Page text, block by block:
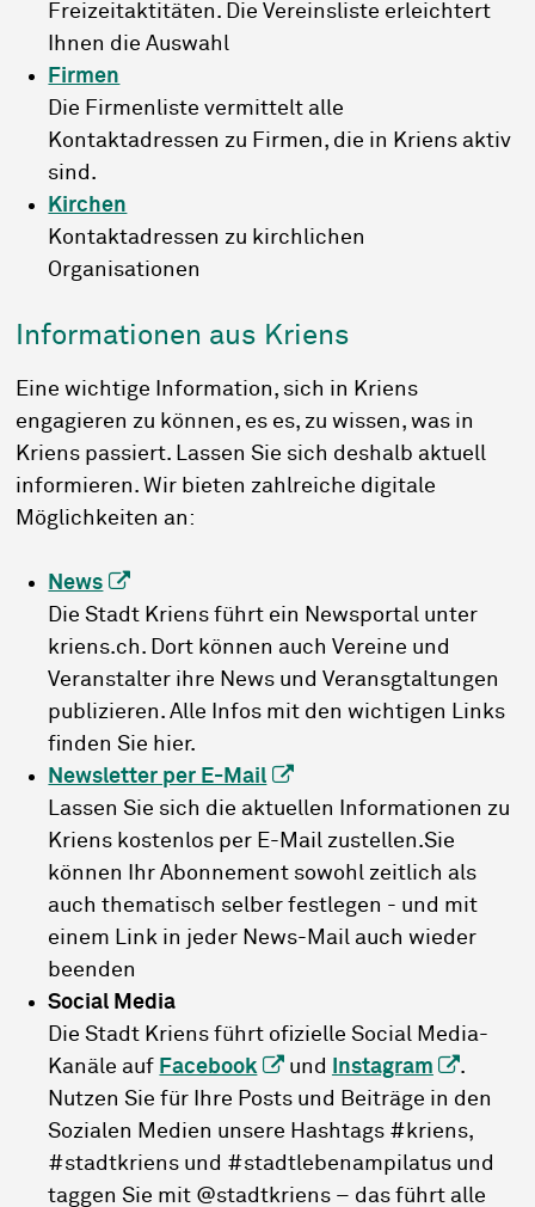
Freizeitaktitäten. Die Vereinsliste erleichtert
Ihnen die Auswahl
Firmen
Die Firmenliste vermittelt alle
Kontaktadressen zu Firmen, die in Kriens aktiv
sind.
Kirchen
Kontaktadressen zu kirchlichen
Organisationen
Informationen aus Kriens
Eine wichtige Information, sich in Kriens
engagieren zu können, es es, zu wissen, was in
Kriens passiert. Lassen Sie sich deshalb aktuell
informieren. Wir bieten zahlreiche digitale
Möglichkeiten an:
News
Die Stadt Kriens führt ein Newsportal unter
kriens.ch. Dort können auch Vereine und
Veranstalter ihre News und Veransgtaltungen
publizieren. Alle Infos mit den wichtigen Links
finden Sie hier.
Newsletter per E-Mail
Lassen Sie sich die aktuellen Informationen zu
Kriens kostenlos per E-Mail zustellen.Sie
können Ihr Abonnement sowohl zeitlich als
auch thematisch selber festlegen - und mit
einem Link in jeder News-Mail auch wieder
beenden
Social Media
Die Stadt Kriens führt ofizielle Social Media-
Kanäle auf Facebook und Instagram
.
Nutzen Sie für Ihre Posts und Beiträge in den
Sozialen Medien unsere Hashtags #kriens,
#stadtkriens und #stadtlebenampilatus und
taggen Sie mit @stadtkriens – das führt alle